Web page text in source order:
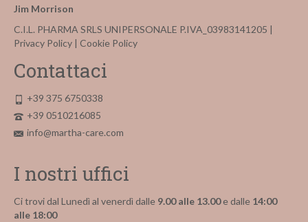
Jim Morrison
C.I.L. PHARMA SRLS UNIPERSONALE P.IVA_03983141205 |
Privacy Policy | Cookie Policy
Contattaci
+39 375 6750338
+39 0510216085
info@martha-care.com
I nostri uffici
Ci trovi dal Lunedì al venerdì dalle 9.00 alle 13.00e dalle 14:00
alle 18:00